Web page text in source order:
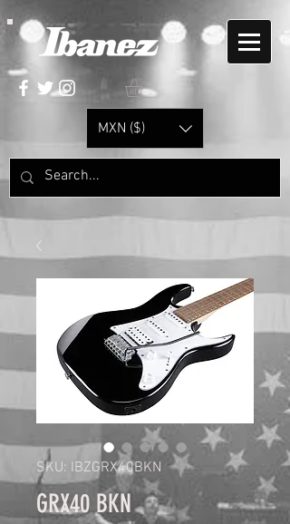
MXN ($)
SKU: IBZGRX40BKN
GRX40 BKN